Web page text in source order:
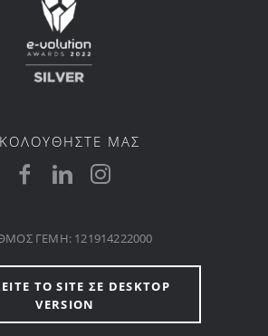
ΜΑΣ
ΤΟ SITE ΣΕ DESKTOP
VERSION
ΓΕΜΗ: 121914222000